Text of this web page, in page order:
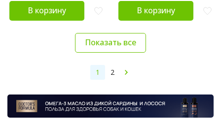
В корзину В корзину
Показать все
1 2